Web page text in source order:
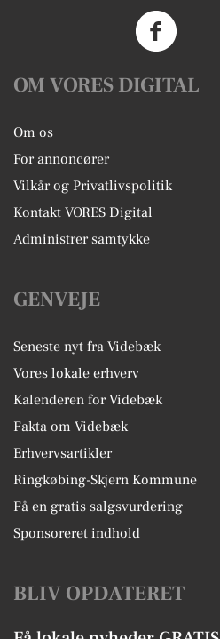
OM VORES DIGITAL
Om os
For annoncører
Vilkår og Privatlivspolitik
Kontakt VORES Digital
Administrer samtykke
GENVEJE
Seneste nyt fra Videbæk
Vores lokale erhverv
Kalenderen for Videbæk
Fakta om Videbæk
Erhvervsartikler
Ringkøbing-Skjern Kommune
Få en gratis salgsvurdering
Sponsoreret indhold
BLIV OPDATERET